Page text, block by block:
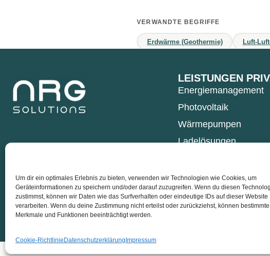
Um dir ein optimales Erlebnis zu bieten, verwenden wir Technologien wie Cookies, um
Geräteinformationen zu speichern und/oder darauf zuzugreifen. Wenn du diesen
zustimmst, können wir Daten wie das Surfverhalten oder eindeutige IDs auf dieser Website
verarbeiten. Wenn du deine Zustimmung nicht erteilst oder zurückziehst, können bestimmte
Merkmale und Funktionen beeinträchtigt werden.
Cookie-Richtlinie Datenschutzerklärung Impressum
VERWANDTE BEGRIFFE
Erdwärme (Geothermie) Luft-
LEISTUNGEN
Energiemanagement
Photovoltaik
Wärmepumpen
Ladelösungen
© NRG solutions GmbHSchulze-Delitzsch-Weg 1, 33175 Bad
05252 9241000